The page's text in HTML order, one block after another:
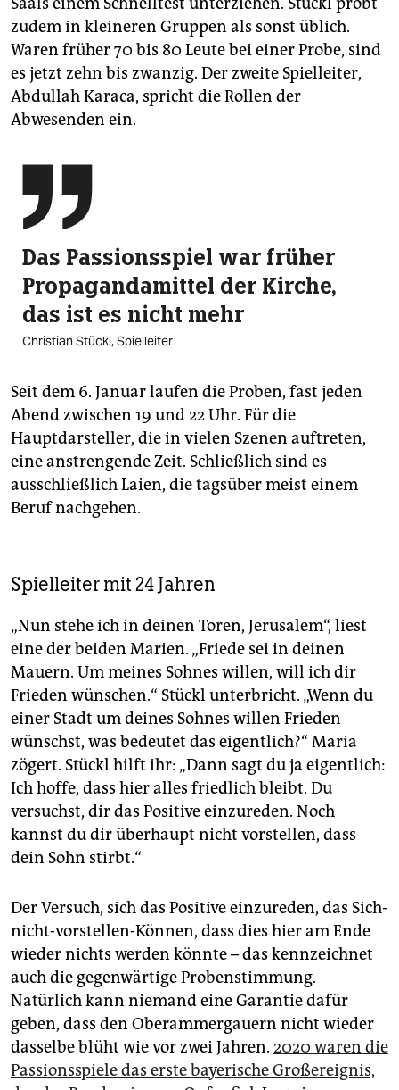
zudem in kleineren Gruppen als sonst üblich.
Waren früher 70 bis 80 Leute bei einer Probe, sind
es jetzt zehn bis zwanzig. Der zweite Spielleiter,
Abdullah Karaca, spricht die Rollen der
Abwesenden ein.

Das Passionsspiel war früher
Propagandamittel der Kirche,
das ist es nicht mehr
Christian Stückl, Spielleiter
Seit dem 6. Januar laufen die Proben, fast jeden
Abend zwischen 19 und 22 Uhr. Für die
Hauptdarsteller, die in vielen Szenen auftreten,
eine anstrengende Zeit. Schließlich sind es
ausschließlich Laien, die tagsüber meist einem
Beruf nachgehen.
Spielleiter mit 24 Jahren
„Nun stehe ich in deinen Toren, Jerusalem“, liest
eine der beiden Marien. „Friede sei in deinen
Mauern. Um meines Sohnes willen, will ich dir
Frieden wünschen.“ Stückl unterbricht. „Wenn du
einer Stadt um deines Sohnes willen Frieden
wünschst, was bedeutet das eigentlich?“ Maria
zögert. Stückl hilft ihr: „Dann sagt du ja eigentlich:
Ich hoffe, dass hier alles friedlich bleibt. Du
versuchst, dir das Positive einzureden. Noch
kannst du dir überhaupt nicht vorstellen, dass
dein Sohn stirbt.“
Der Versuch, sich das Positive einzureden, das Sich-
nicht-vorstellen-Können, dass dies hier am Ende
wieder nichts werden könnte – das kennzeichnet
auch die gegenwärtige Probenstimmung.
Natürlich kann niemand eine Garantie dafür
geben, dass den Oberammergauern nicht wieder
dasselbe blüht wie vor zwei Jahren. 2020 waren die
Passionsspiele das erste bayerische Großereignis,